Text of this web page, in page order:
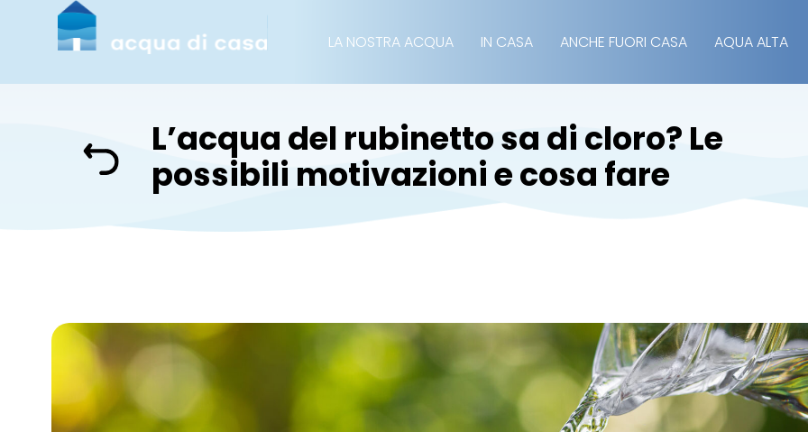
LA NOSTRA ACQUA IN CASA ANCHE FUORI CASA AQUA ALTA
L’acqua del rubinetto sa di cloro? Le
possibili motivazioni e cosa fare